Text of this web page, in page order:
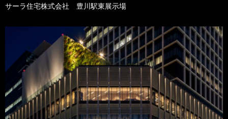
サーラ住宅株式会社 豊川駅東展示場